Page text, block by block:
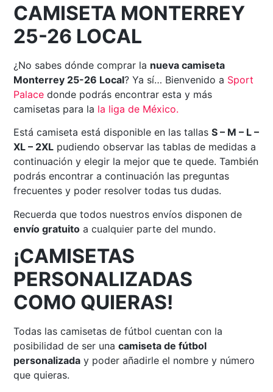
CAMISETA MONTERREY
25-26 LOCAL
¿No sabes dónde comprar la nueva camiseta
Monterrey 25-26 Local? Ya sí… Bienvenido a Sport
Palace donde podrás encontrar esta y más
camisetas para la la liga de México.
Está camiseta está disponible en las tallasS – M – L –
XL – 2XL pudiendo observar las tablas de medidas a
continuación y elegir la mejor que te quede. También
podrás encontrar a continuación las preguntas
frecuentes y poder resolver todas tus dudas.
Recuerda que todos nuestros envíos disponen de
envío gratuito a cualquier parte del mundo.
¡CAMISETAS
PERSONALIZADAS
COMO QUIERAS!
Todas las camisetas de fútbol cuentan con la
posibilidad de ser unacamiseta de fútbol
personalizada y poder añadirle el nombre y número
que quieras.